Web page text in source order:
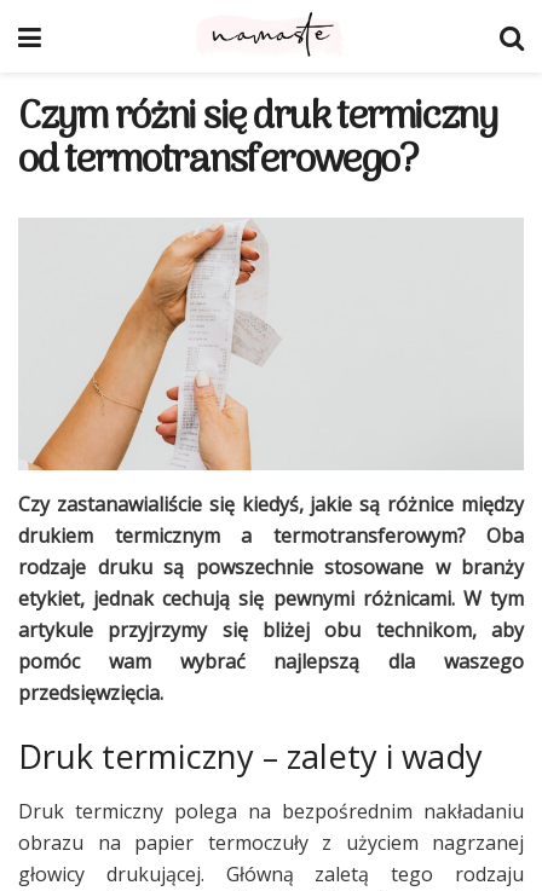
Czym różni się druk termiczny
od termotransferowego?
Czy zastanawialiście się kiedyś, jakie są różnice między
drukiem termicznym a termotransferowym? Oba
rodzaje druku są powszechnie stosowane w branży
etykiet, jednak cechują się pewnymi różnicami. W tym
artykule przyjrzymy się bliżej obu technikom, aby
pomóc wam wybrać najlepszą dla waszego
przedsięwzięcia.
Druk termiczny – zalety i wady
Druk termiczny polega na bezpośrednim nakładaniu
obrazu na papier termoczuły z użyciem nagrzanej
głowicy drukującej. Główną zaletą tego rodzaju